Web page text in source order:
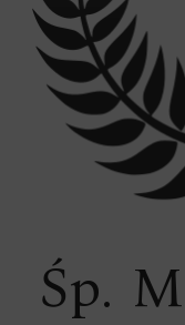
Śp.